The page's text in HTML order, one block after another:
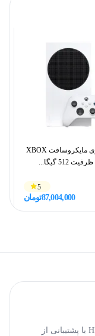
کنسول بازی مایکروسافت XBOX
5
87,004,000تومان
HDMI با پشتیبانی از